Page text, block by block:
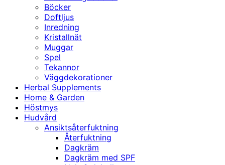
Böcker
Doftljus
Inredning
Kristallnät
Muggar
Spel
Tekannor
Väggdekorationer
Herbal Supplements
Home & Garden
Höstmys
Hudvård
Ansiktsåterfuktning
Återfuktning
Dagkräm
Dagkräm med SPF